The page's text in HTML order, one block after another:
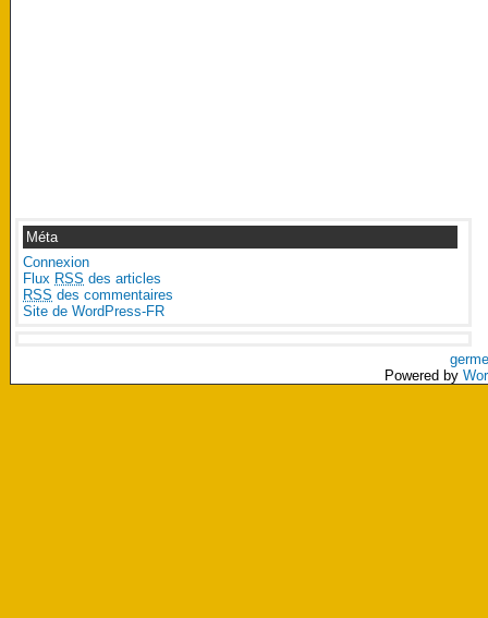
Méta
Connexion
Flux RSS des articles
RSS des commentaires
Site de WordPress-FR
Powered by